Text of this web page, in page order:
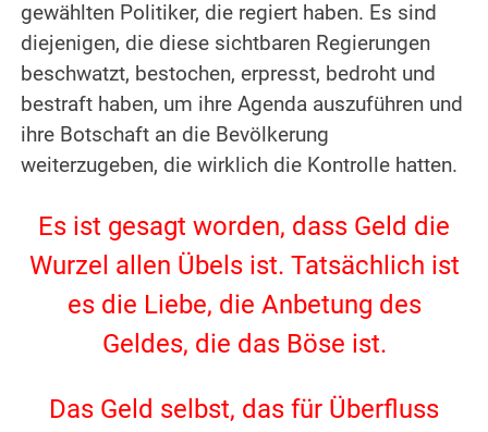
gewählten Politiker, die regiert haben. Es sind
diejenigen, die diese sichtbaren Regierungen
beschwatzt, bestochen, erpresst, bedroht und
bestraft haben, um ihre Agenda auszuführen und
ihre Botschaft an die Bevölkerung
weiterzugeben, die wirklich die Kontrolle hatten.
Es ist gesagt worden, dass Geld die
Wurzel allen Übels ist. Tatsächlich ist
es die Liebe, die Anbetung des
Geldes, die das Böse ist.
Das Geld selbst, das für Überfluss